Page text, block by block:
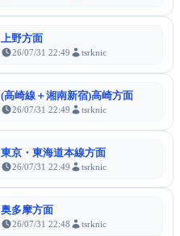
上野方面
26/07/31 22:49 tsrknic
(高崎線＋湘南新宿)高崎方面
26/07/31 22:49 tsrknic
東京・東海道本線方面
26/07/31 22:49 tsrknic
奥多摩方面
26/07/31 22:48 tsrknic